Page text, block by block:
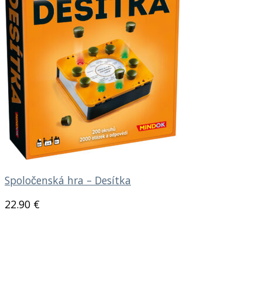
Spoločenská hra – Desítka
22.90 €